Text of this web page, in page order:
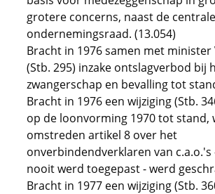
grotere concerns, naast de centrale
ondernemingsraad. (13.054)
Bracht in 1976 samen met minister
(Stb. 295) inzake ontslagverbod bij
zwangerschap en bevalling tot
Bracht in 1976 een wijziging (Stb.
op de loonvorming 1970 tot stand,
omstreden artikel 8 over het
onverbindendverklaren van c.a.o.'s
nooit werd toegepast - werd
Bracht in 1977 een wijziging (Stb.